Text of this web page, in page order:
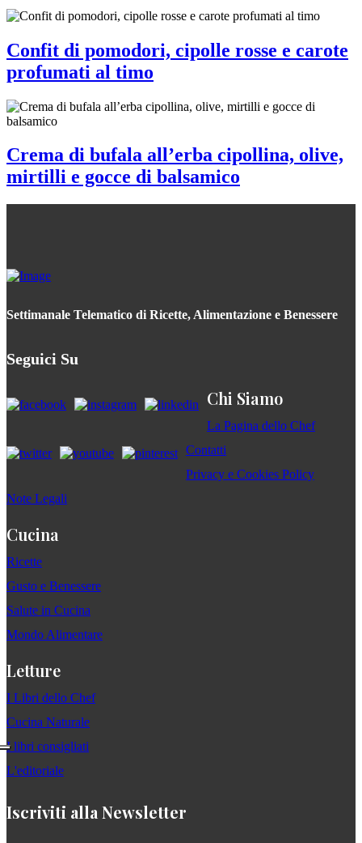
Confit di pomodori, cipolle rosse e carote
profumati al timo
Crema di bufala all’erba cipollina, olive,
mirtilli e gocce di balsamico
Settimanale Telematico di Ricette, Alimentazione e Benessere
Seguici Su
Chi Siamo
La Pagina dello Chef
Contatti
Privacy e Cookies Policy
Note Legali
Cucina
Ricette
Gusto e Benessere
Salute in Cucina
Mondo Alimentare
Letture
I Libri dello Chef
Cucina Naturale
I libri consigliati
L'editoriale
Iscriviti alla Newsletter